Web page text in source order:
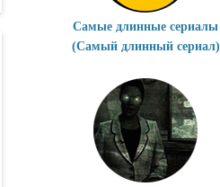
Самые длинные сериалы
(Самый длинный сериал)